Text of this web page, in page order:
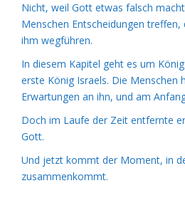
Nicht, weil Gott etwas falsch
Menschen Entscheidungen
ihm wegführen.
In diesem Kapitel geht es um
erste König Israels. Die Menschen
Erwartungen an ihn, und am
Doch im Laufe der Zeit entfernte
Gott.
Und jetzt kommt der Moment, in
zusammenkommt.